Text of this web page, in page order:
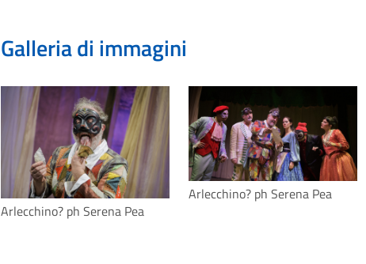
Galleria di immagini
Arlecchino? ph Serena Pea
Arlecchino? ph Serena Pea